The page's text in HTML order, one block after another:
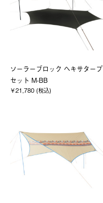
ソーラーブロック ヘキサタープ
セット M-BB
￥21,780 (税込)